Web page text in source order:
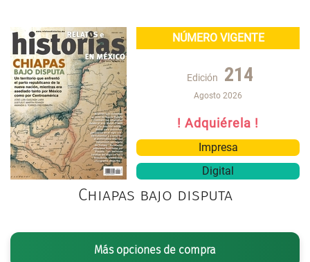
NÚMERO VIGENTE
Edición 214
Agosto 2026
! Adquiérela !
Impresa
Digital
Chiapas bajo disputa
Más opciones de compra